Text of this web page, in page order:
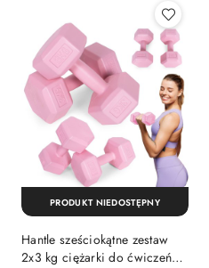
Hantle sześciokątne zestaw
2x3 kg ciężarki do ćwiczeń
PRODUKT NIEDOSTĘPNY